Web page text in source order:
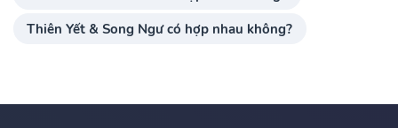
Thiên Yết & Song Ngư có hợp nhau không?